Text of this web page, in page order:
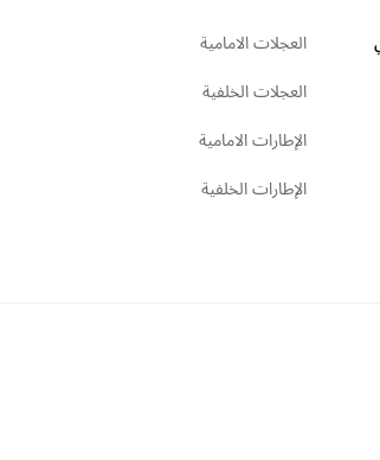
العجلات الامامية
العجلات الخلفية
الإطارات الامامية
الإطارات الخلفية